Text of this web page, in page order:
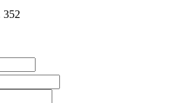
352